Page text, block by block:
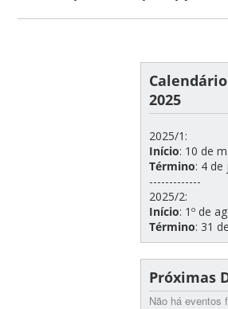
2025
2025/1:
Início: 10 de
Término: 4 de
-------------
2025/2:
Início: 1º de
Término: 31
Próximas
Não há eventos